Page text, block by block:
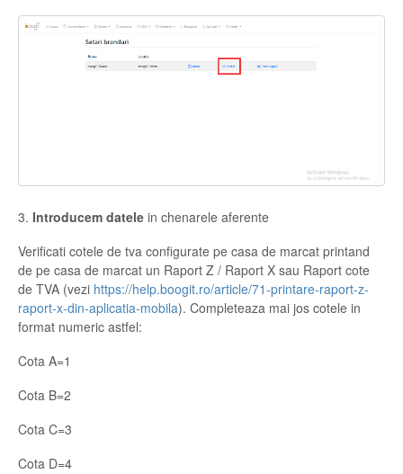
3. Introducem datele in chenarele aferente
Verificati cotele de tva configurate pe casa de marcat printand
de pe casa de marcat un Raport Z / Raport X sau Raport cote
de TVA (vezi https://help.boogit.ro/article/71-printare-raport-z-
raport-x-din-aplicatia-mobila). Completeaza mai jos cotele in
format numeric astfel:
Cota A=1
Cota B=2
Cota C=3
Cota D=4